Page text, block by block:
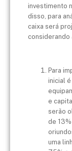
investimento
disso, para
caixa será
considerando
Para
inicial
e
serão
de
uma